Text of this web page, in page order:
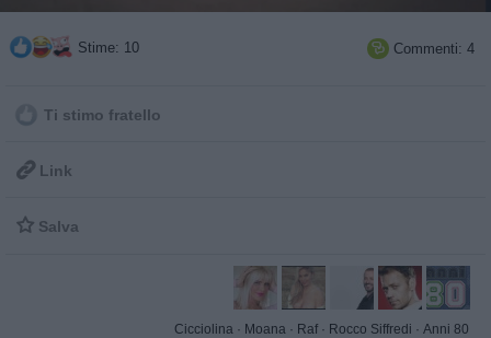
Stime: 10  Commenti: 4
Ti stimo fratello
 Link
 Salva
Cicciolina · Moana · Raf · Rocco Siffredi · Anni 80